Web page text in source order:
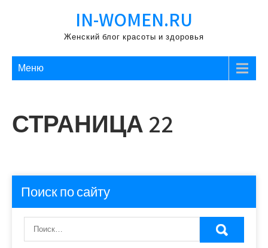
IN-WOMEN.RU
Женский блог красоты и здоровья
Меню
СТРАНИЦА 22
Поиск по сайту